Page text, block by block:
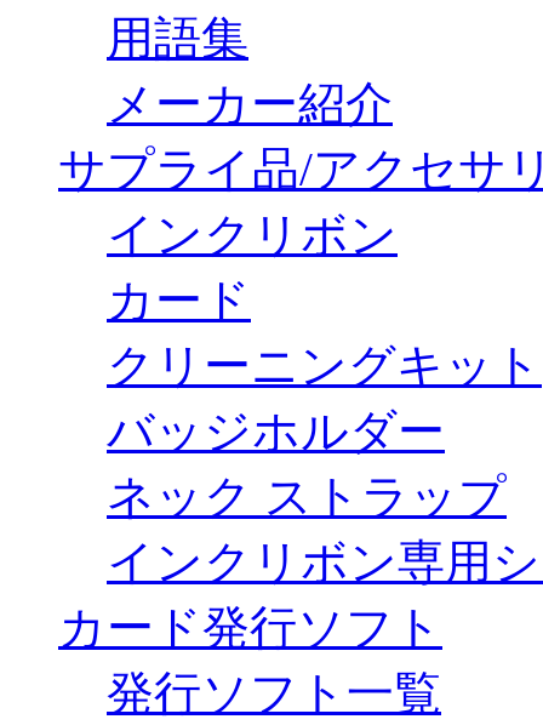
用語集
メーカー紹介
サプライ品/アクセサ
インクリボン
カード
クリーニングキット
バッジホルダー
ネック ストラップ
インクリボン専用
カード発行ソフト
発行ソフト一覧